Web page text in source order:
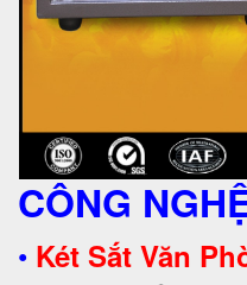
CÔNG
• Két Sắt Văn